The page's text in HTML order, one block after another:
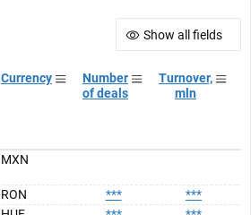
Show all fields
Currency
Number
of deals
Turnover,
mln
MXN
RON ***
***